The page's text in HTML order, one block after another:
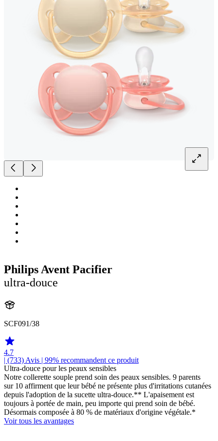
Philips Avent Pacifier
ultra-douce
SCF091/38
4.7
| (733) Avis | 99% recommandent ce produit
Ultra-douce pour les peaux sensibles
Notre collerette souple prend soin des peaux sensibles. 9 parents
sur 10 affirment que leur bébé ne présente plus d'irritations cutanées
depuis l'adoption de la sucette ultra-douce.** L'apaisement est
toujours à portée de main, peu importe qui prend soin de bébé.
Désormais composée à 80 % de matériaux d'origine végétale.*
Voir tous les avantages